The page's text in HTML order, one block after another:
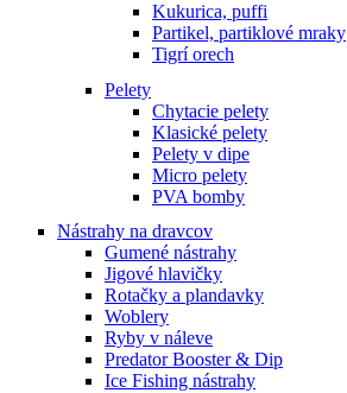
Kukurica, puffi
Partikel, partiklové mraky
Tigrí orech
Pelety
Chytacie pelety
Klasické pelety
Pelety v dipe
Micro pelety
PVA bomby
Nástrahy na dravcov
Gumené nástrahy
Jigové hlavičky
Rotačky a plandavky
Woblery
Ryby v náleve
Predator Booster & Dip
Ice Fishing nástrahy